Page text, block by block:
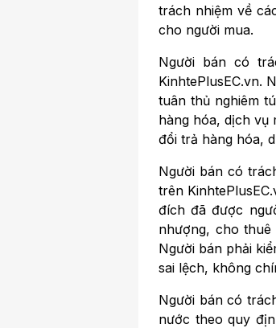
trách nhiệm về
cho người mua.
Người bán có
KinhtePlusEC.vn.
tuân thủ nghiêm
hàng hóa, dịch vụ
đổi trả hàng hóa,
Người bán có
trên
đích đã được
nhượng, cho
Người bán phải
sai lệch, không
Người bán có
nước theo quy